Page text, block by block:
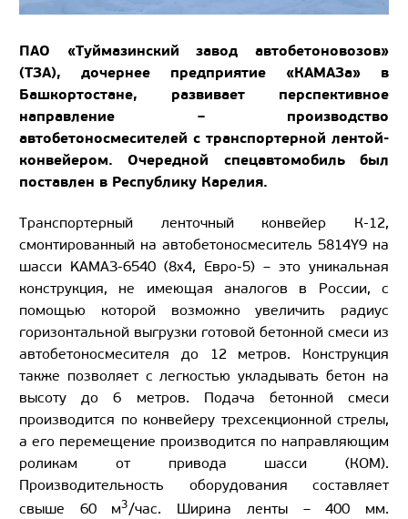
ПАО «Туймазинский завод автобетоновозов»
(ТЗА), дочернее предприятие «КАМАЗа» в
Башкортостане, развивает перспективное
направление – производство
автобетоносмесителей с транспортерной лентой-
конвейером. Очередной спецавтомобиль был
поставлен в Республику Карелия.
Транспортерный ленточный конвейер К-12,
смонтированный на автобетоносмеситель 5814Y9 на
шасси KAMAЗ-6540 (8х4, Евро-5) – это уникальная
конструкция, не имеющая аналогов в России, с
помощью которой возможно увеличить радиус
горизонтальной выгрузки готовой бетонной смеси из
автобетоносмесителя до 12 метров. Конструкция
также позволяет с легкостью укладывать бетон на
высоту до 6 метров. Подача бетонной смеси
производится по конвейеру трехсекционной стрелы,
а его перемещение производится по направляющим
роликам от привода шасси (КОМ).
Производительность оборудования составляет
свыше 60 м3/час. Ширина ленты – 400 мм.